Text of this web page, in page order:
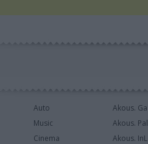
Auto
Music
Cinema
Akous.
Akous.
Akous.